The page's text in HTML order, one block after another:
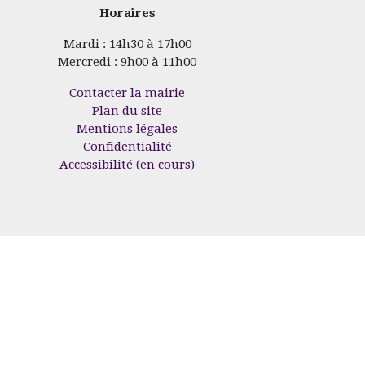
Horaires
Mardi : 14h30 à 17h00
Mercredi : 9h00 à 11h00
Contacter la mairie
Plan du site
Mentions légales
Confidentialité
Accessibilité (en cours)